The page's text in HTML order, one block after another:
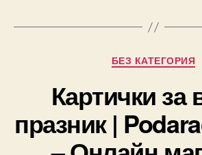
Categories
БЕЗ КАТЕГОРИЯ
Картички за
празник |